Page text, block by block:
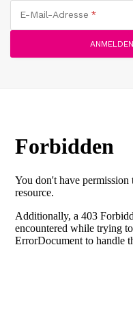
E-Mail-Adresse